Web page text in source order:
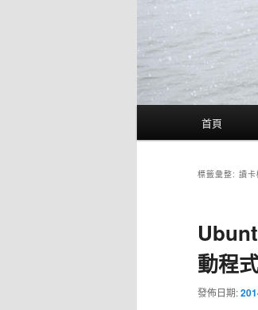
首頁
標籤彙整: 讀卡
動程
發佈日期: